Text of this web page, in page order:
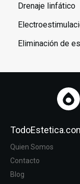
Drenaje linfático
Eliminación de
Quien Somos
Contacto
Blog